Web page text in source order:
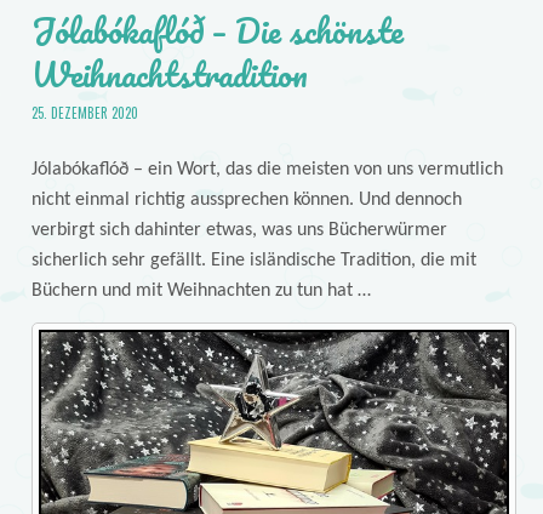
Jólabókaflóð – Die schönste
Weihnachtstradition
25. DEZEMBER 2020
Jólabókaflóð – ein Wort, das die meisten von uns vermutlich
nicht einmal richtig aussprechen können. Und dennoch
verbirgt sich dahinter etwas, was uns Bücherwürmer
sicherlich sehr gefällt. Eine isländische Tradition, die mit
Büchern und mit Weihnachten zu tun hat …